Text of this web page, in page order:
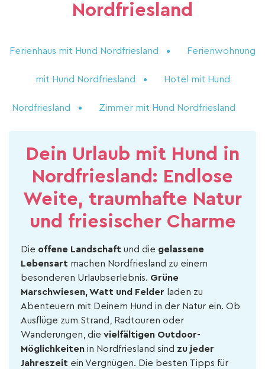
Nordfriesland
Ferienhaus mit Hund Nordfriesland Ferienwohnung
mit Hund Nordfriesland Hotel mit Hund
Nordfriesland Zimmer mit Hund Nordfriesland
Dein Urlaub mit Hund in
Nordfriesland: Endlose
Weite, traumhafte Natur
und friesischer Charme
Die offene Landschaft und die gelassene
Lebensart machen Nordfriesland zu einem
besonderen Urlaubserlebnis. Grüne
Marschwiesen, Watt und Felder laden zu
Abenteuern mit Deinem Hund in der Natur ein. Ob
Ausflüge zum Strand, Radtouren oder
Wanderungen, die vielfältigen Outdoor-
Möglichkeiten in Nordfriesland sind zu jeder
Jahreszeit ein Vergnügen. Die besten Tipps für